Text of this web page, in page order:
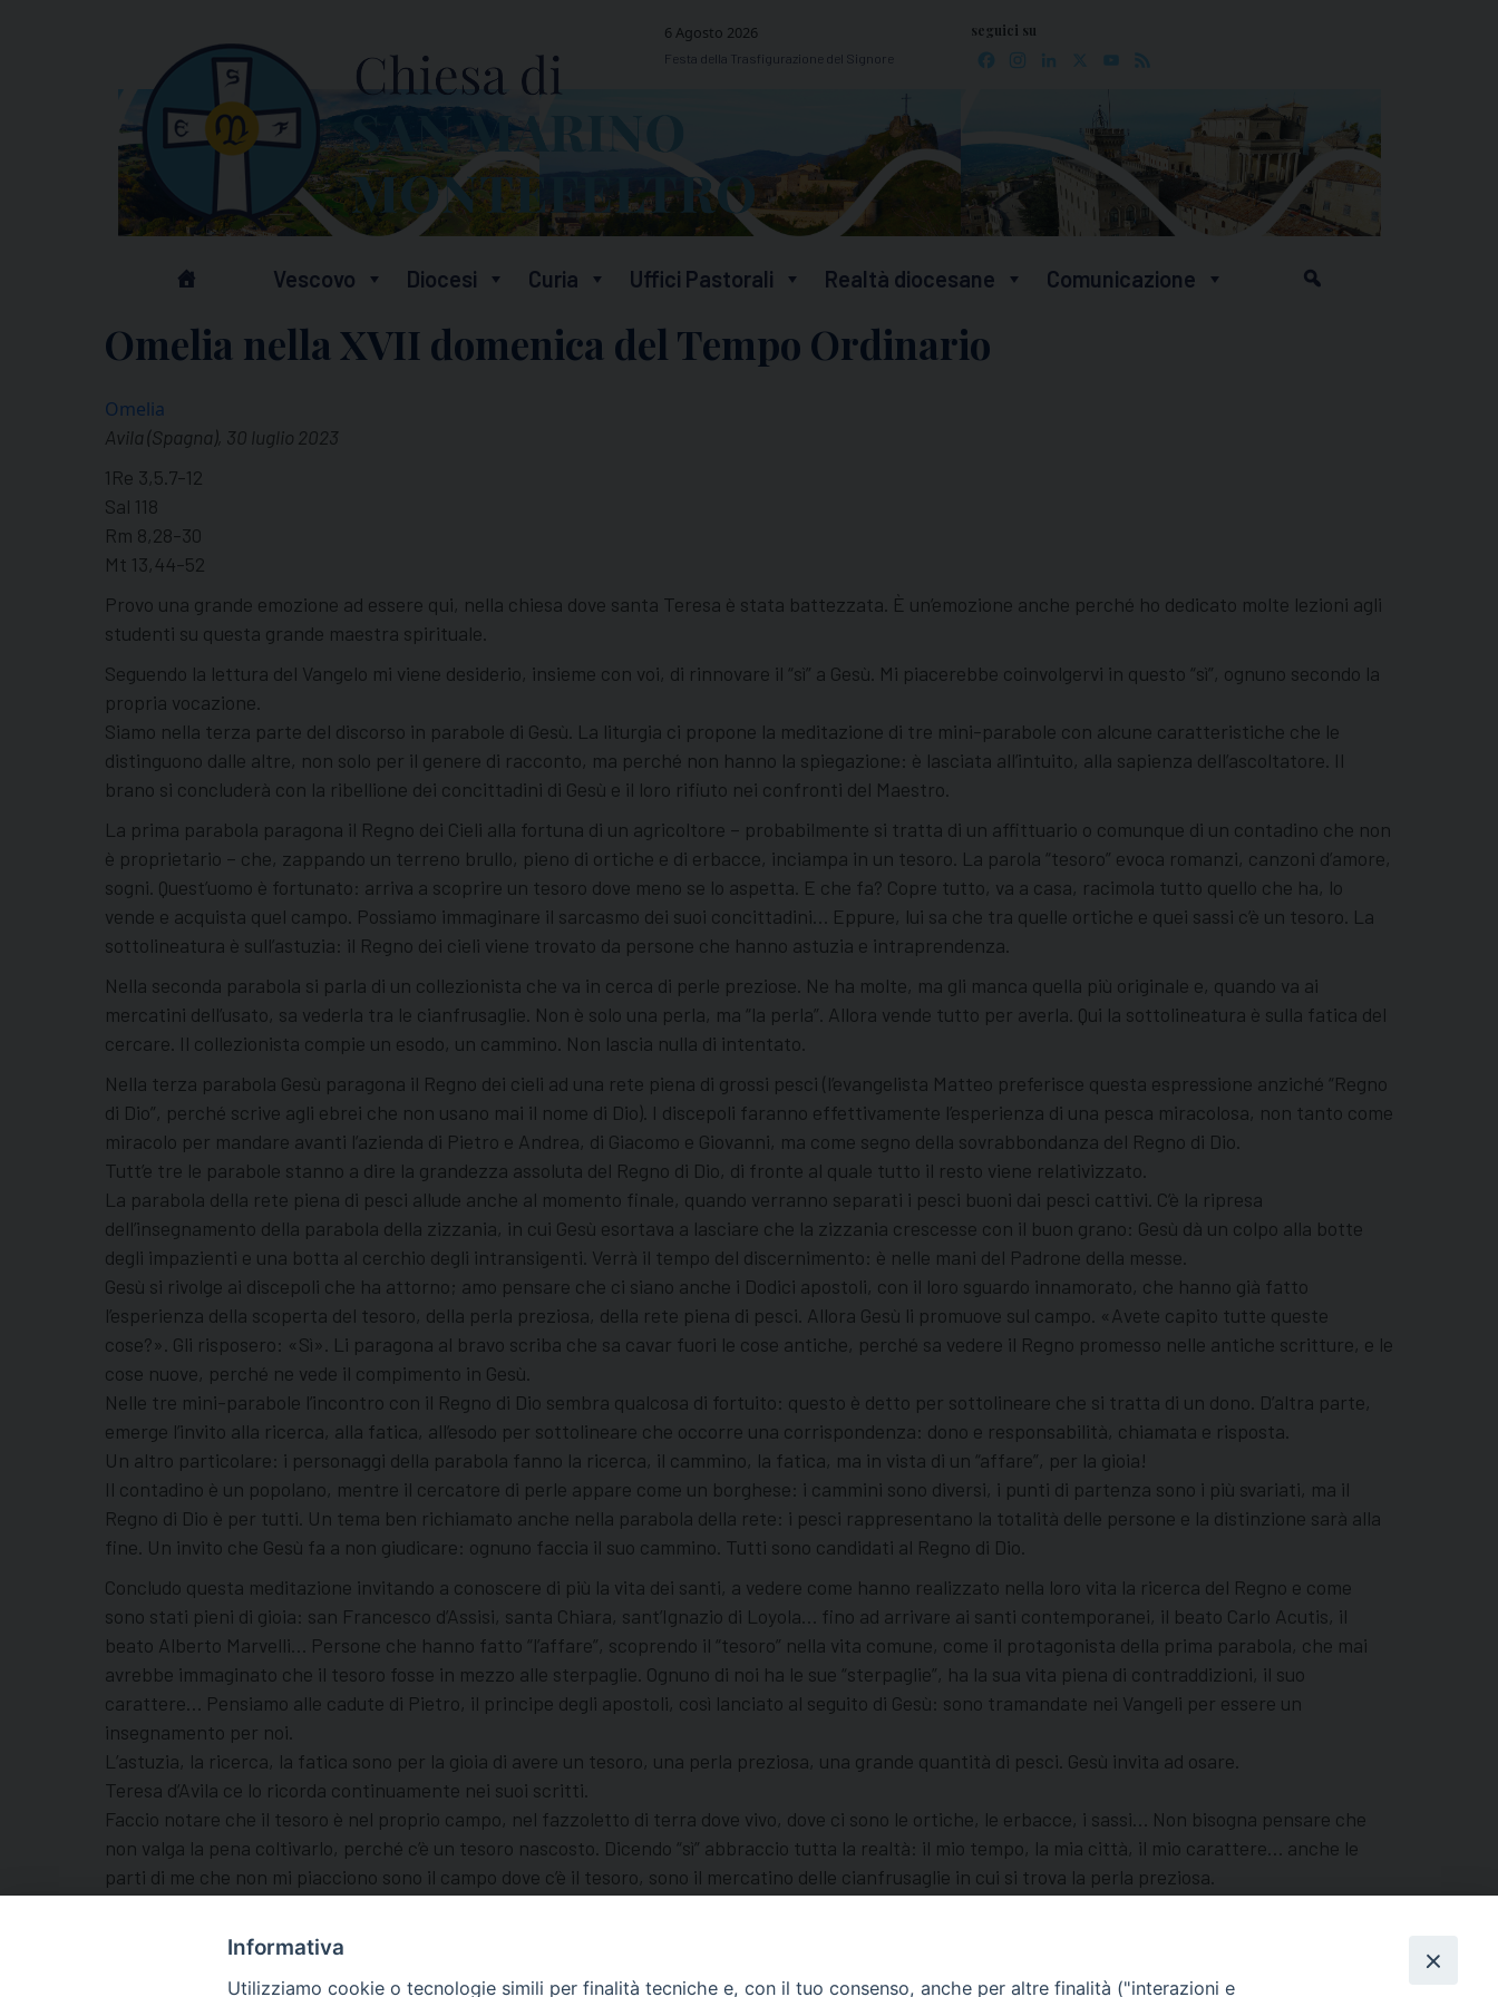
6 Agosto 2026
Festa della Trasfigurazione del Signore
seguici su
Facebook
Instagram
LinkedIn YouTube
Vescovo Diocesi Curia Uffici Pastorali Realtà diocesane Comunicazione
Omelia nella XVII domenica del Tempo Ordinario
Omelia
Avila (Spagna), 30 luglio 2023
1Re 3,5.7-12
Sal 118
Rm 8,28-30
Mt 13,44-52
Provo una grande emozione ad essere qui, nella chiesa dove santa Teresa è stata battezzata. È un’emozione anche perché ho dedicato molte lezioni agli
studenti su questa grande maestra spirituale.
Seguendo la lettura del Vangelo mi viene desiderio, insieme con voi, di rinnovare il “sì” a Gesù. Mi piacerebbe coinvolgervi in questo “sì”, ognuno secondo la
propria vocazione.
Siamo nella terza parte del discorso in parabole di Gesù. La liturgia ci propone la meditazione di tre mini-parabole con alcune caratteristiche che le
distinguono dalle altre, non solo per il genere di racconto, ma perché non hanno la spiegazione: è lasciata all’intuito, alla sapienza dell’ascoltatore. Il
brano si concluderà con la ribellione dei concittadini di Gesù e il loro rifiuto nei confronti del Maestro.
La prima parabola paragona il Regno dei Cieli alla fortuna di un agricoltore – probabilmente si tratta di un affittuario o comunque di un contadino che non
è proprietario – che, zappando un terreno brullo, pieno di ortiche e di erbacce, inciampa in un tesoro. La parola “tesoro” evoca romanzi, canzoni d’amore,
sogni. Quest’uomo è fortunato: arriva a scoprire un tesoro dove meno se lo aspetta. E che fa? Copre tutto, va a casa, racimola tutto quello che ha, lo
vende e acquista quel campo. Possiamo immaginare il sarcasmo dei suoi concittadini… Eppure, lui sa che tra quelle ortiche e quei sassi c’è un tesoro. La
sottolineatura è sull’astuzia: il Regno dei cieli viene trovato da persone che hanno astuzia e intraprendenza.
Nella seconda parabola si parla di un collezionista che va in cerca di perle preziose. Ne ha molte, ma gli manca quella più originale e, quando va ai
mercatini dell’usato, sa vederla tra le cianfrusaglie. Non è solo una perla, ma “la perla”. Allora vende tutto per averla. Qui la sottolineatura è sulla fatica del
cercare. Il collezionista compie un esodo, un cammino. Non lascia nulla di intentato.
Nella terza parabola Gesù paragona il Regno dei cieli ad una rete piena di grossi pesci (l’evangelista Matteo preferisce questa espressione anziché “Regno
di Dio”, perché scrive agli ebrei che non usano mai il nome di Dio). I discepoli faranno effettivamente l’esperienza di una pesca miracolosa, non tanto come
miracolo per mandare avanti l’azienda di Pietro e Andrea, di Giacomo e Giovanni, ma come segno della sovrabbondanza del Regno di Dio.
Tutt’e tre le parabole stanno a dire la grandezza assoluta del Regno di Dio, di fronte al quale tutto il resto viene relativizzato.
La parabola della rete piena di pesci allude anche al momento finale, quando verranno separati i pesci buoni dai pesci cattivi. C’è la ripresa
dell’insegnamento della parabola della zizzania, in cui Gesù esortava a lasciare che la zizzania crescesse con il buon grano: Gesù dà un colpo alla botte
degli impazienti e una botta al cerchio degli intransigenti. Verrà il tempo del discernimento: è nelle mani del Padrone della messe.
Gesù si rivolge ai discepoli che ha attorno; amo pensare che ci siano anche i Dodici apostoli, con il loro sguardo innamorato, che hanno già fatto
l’esperienza della scoperta del tesoro, della perla preziosa, della rete piena di pesci. Allora Gesù li promuove sul campo. «Avete capito tutte queste
cose?». Gli risposero: «Sì». Li paragona al bravo scriba che sa cavar fuori le cose antiche, perché sa vedere il Regno promesso nelle antiche scritture, e le
cose nuove, perché ne vede il compimento in Gesù.
Nelle tre mini-parabole l’incontro con il Regno di Dio sembra qualcosa di fortuito: questo è detto per sottolineare che si tratta di un dono. D’altra parte,
emerge l’invito alla ricerca, alla fatica, all’esodo per sottolineare che occorre una corrispondenza: dono e responsabilità, chiamata e risposta.
Un altro particolare: i personaggi della parabola fanno la ricerca, il cammino, la fatica, ma in vista di un “affare”, per la gioia!
Il contadino è un popolano, mentre il cercatore di perle appare come un borghese: i cammini sono diversi, i punti di partenza sono i più svariati, ma il
Regno di Dio è per tutti. Un tema ben richiamato anche nella parabola della rete: i pesci rappresentano la totalità delle persone e la distinzione sarà alla
fine. Un invito che Gesù fa a non giudicare: ognuno faccia il suo cammino. Tutti sono candidati al Regno di Dio.
Concludo questa meditazione invitando a conoscere di più la vita dei santi, a vedere come hanno realizzato nella loro vita la ricerca del Regno e come
sono stati pieni di gioia: san Francesco d’Assisi, santa Chiara, sant’Ignazio di Loyola… fino ad arrivare ai santi contemporanei, il beato Carlo Acutis, il
beato Alberto Marvelli… Persone che hanno fatto “l’affare”, scoprendo il “tesoro” nella vita comune, come il protagonista della prima parabola, che mai
avrebbe immaginato che il tesoro fosse in mezzo alle sterpaglie. Ognuno di noi ha le sue “sterpaglie”, ha la sua vita piena di contraddizioni, il suo
carattere… Pensiamo alle cadute di Pietro, il principe degli apostoli, così lanciato al seguito di Gesù: sono tramandate nei Vangeli per essere un
insegnamento per noi.
L’astuzia, la ricerca, la fatica sono per la gioia di avere un tesoro, una perla preziosa, una grande quantità di pesci. Gesù invita ad osare.
Teresa d’Avila ce lo ricorda continuamente nei suoi scritti.
Faccio notare che il tesoro è nel proprio campo, nel fazzoletto di terra dove vivo, dove ci sono le ortiche, le erbacce, i sassi… Non bisogna pensare che
non valga la pena coltivarlo, perché c’è un tesoro nascosto. Dicendo “sì” abbraccio tutta la realtà: il mio tempo, la mia città, il mio carattere… anche le
parti di me che non mi piacciono sono il campo dove c’è il tesoro, sono il mercatino delle cianfrusaglie in cui si trova la perla preziosa.
favorevoli e sfavorevoli: qui la promessa di una grande affare.
Informativa
Utilizziamo cookie o tecnologie simili per finalità tecniche e, con il tuo consenso, anche per altre finalità ("interazioni e